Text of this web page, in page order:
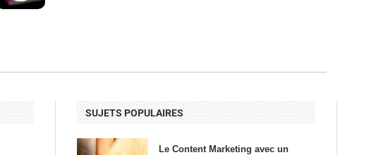
SUJETS POPULAIRES
Le Content Marketing avec un